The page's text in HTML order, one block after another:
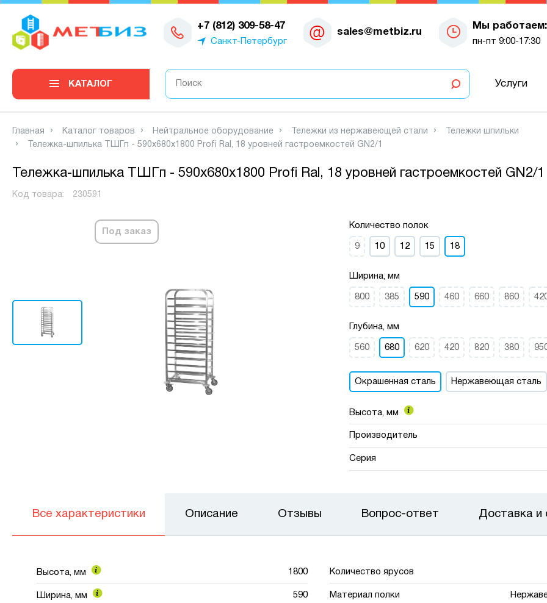
+7 (812) 309-58-47
Санкт-Петербург
sales@metbiz.ru
Мы работаем:
пн-пт 9:00-17:30
0
КАТАЛОГ Услуги
Главная Каталог товаров Нейтральное оборудование Тележки из нержавеющей стали
Тележки шпильки
Тележка-шпилька ТШГп - 590x680x1800 Profi Ral, 18 уровней гастроемкостей GN2/1
Тележка-шпилька ТШГп - 590x680x1800 Profi Ral, 18 уровней гастроемкостей GN2/1
Код товара: 230591
Под заказ
Количество полок
9 10 12 15 18
Ширина, мм
800 385 590 460 660 860
Глубина, мм
560 680 620 420 820 380
Окрашенная сталь Нержавеющая сталь
Высота, мм
Производитель
Серия
Все характеристики
Высота, мм 1800
Ширина, мм 590
Количество ярусов
Материал полки
Описание Отзывы Вопрос-ответ Доставка и